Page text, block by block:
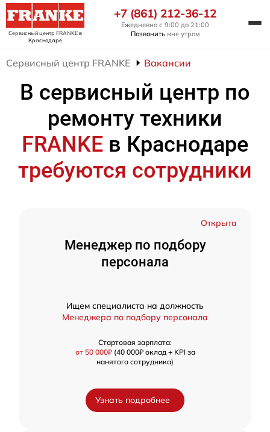
Сервисный центр FRANKEв
Краснодаре
+7 (861) 212-36-12
Ежедневно с 9:00 до 21:00
Позвонить мне утром
Сервисный центр FRANKE Вакансии
В сервисный центр по
ремонту техники
FRANKE в Краснодаре
требуются сотрудники
Открыта
Менеджер по подбору
персонала
Ищем специалиста на должность
Менеджера по подбору персонала
Стартовая зарплата:
от 50 000₽(40 000₽ оклад + KPI за
нанятого сотрудника)
Узнать подробнее